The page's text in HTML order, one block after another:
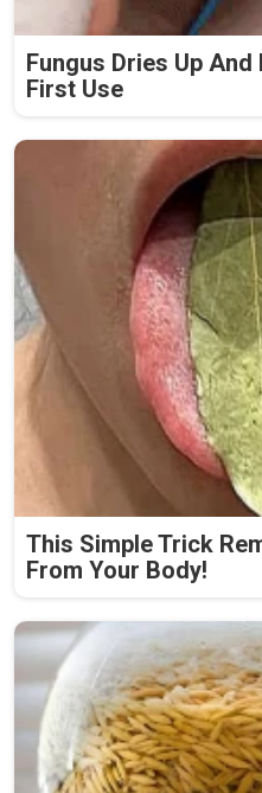
Fungus Dries Up
First Use
This Simple Trick
From Your Body!